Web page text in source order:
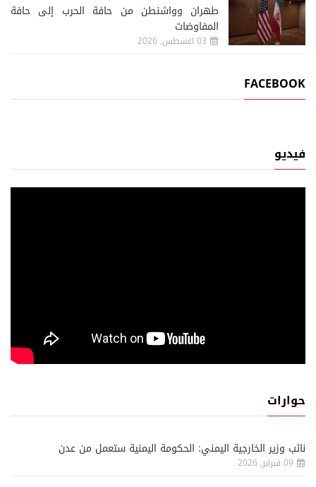
طهران وواشنطن من حافة الحرب إلى حافة
المفاوضات
03 اغسطس, 2026
FACEBOOK
فيديو
حوارات
نائب وزير الخارجية اليمني: الحكومة اليمنية ستعمل من عدن
09 فبراير, 2026